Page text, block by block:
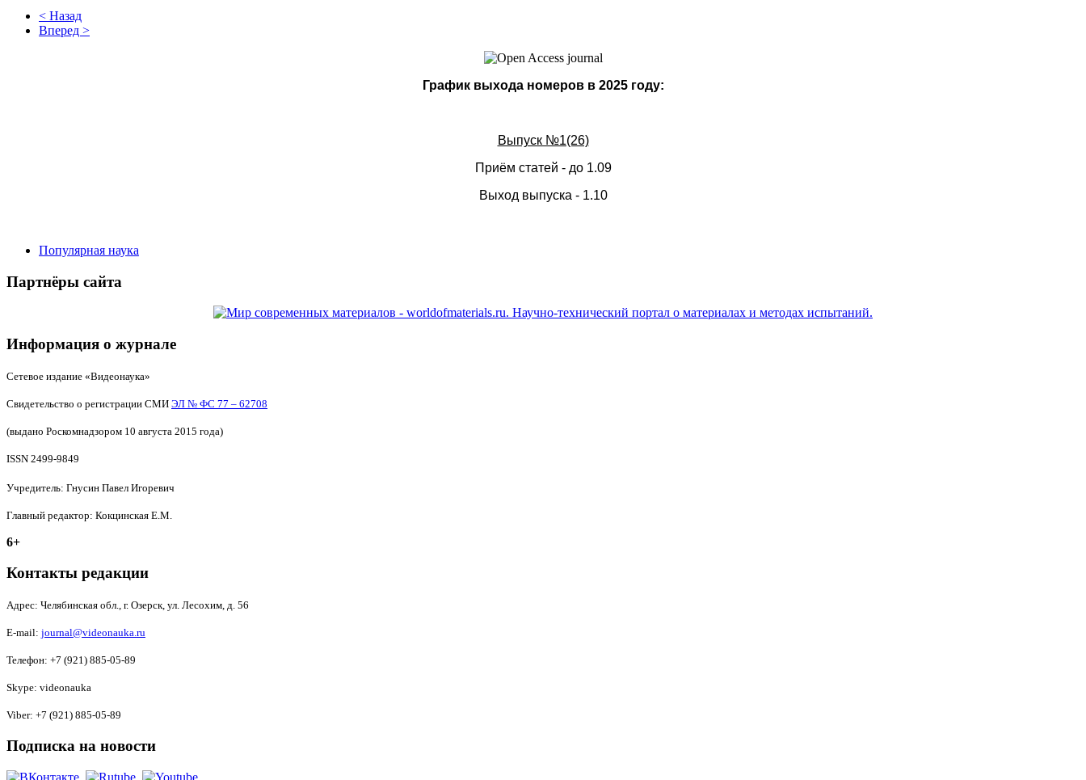
< Назад
Вперед >
График выхода номеров в 2025 году:
Выпуск №1(26)
Приём статей - до 1.09
Выход выпуска - 1.10
Популярная наука
Партнёры сайта
Информация о журнале
Сетевое издание «Видеонаука»
Свидетельство о регистрации СМИ ЭЛ № ФС 77 – 62708
(выдано Роскомнадзором 10 августа 2015 года)
ISSN 2499-9849
Учредитель: Гнусин Павел Игоревич
Главный редактор: Кокцинская Е.М.
6+
Контакты редакции
Адрес: Челябинская обл., г. Озерск, ул. Лесохим, д. 56
E-mail: journal@videonauka.ru
Телефон: +7 (921) 885-05-89
Skype: videonauka
Viber: +7 (921) 885-05-89
Подписка на новости